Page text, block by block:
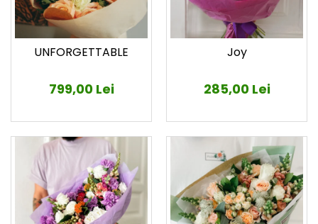
UNFORGETTABLE
799,00 Lei
Joy
285,00 Lei